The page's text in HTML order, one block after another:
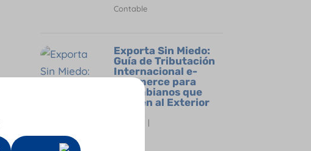
Contable
Exporta Sin Miedo:
Guía de Tributación
Internacional e-
Commerce para
Colombianos que
Venden al Exterior
|
Ene 21, 2026